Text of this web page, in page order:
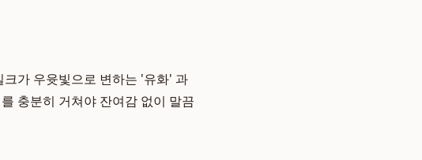
가 우윳빛으로 변하는 '유화' 과
충분히 거쳐야 잔여감 없이 말끔